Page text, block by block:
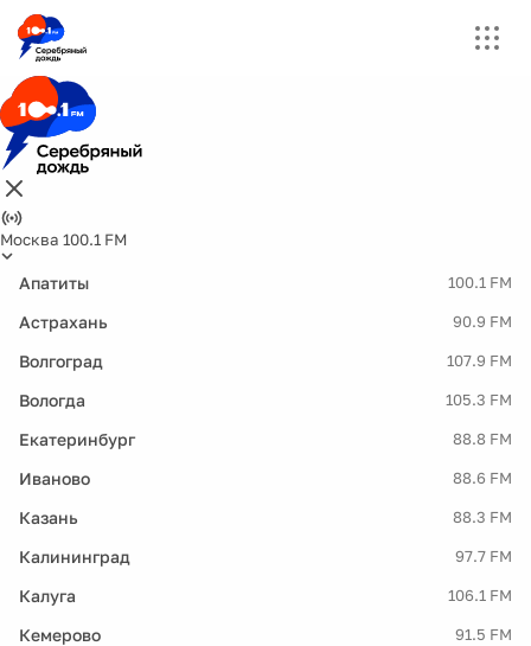
Москва 100.1 FM
Апатиты 100.1 FM
Астрахань 90.9 FM
Волгоград 107.9 FM
Вологда 105.3 FM
Екатеринбург 88.8 FM
Иваново 88.6 FM
Казань 88.3 FM
Калининград 97.7 FM
Калуга 106.1 FM
Кемерово 91.5 FM